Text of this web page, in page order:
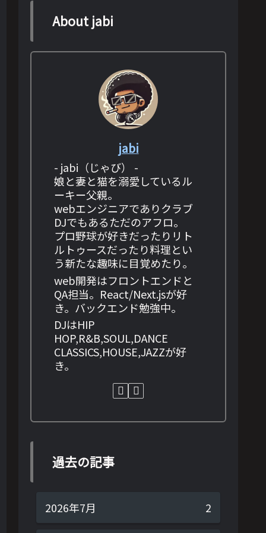
About jabi
jabi
- jabi（じゃび） -
娘と妻と猫を溺愛しているル
ーキー父親。
webエンジニアでありクラブ
DJでもあるただのアフロ。
プロ野球が好きだったりリト
ルトゥースだったり料理とい
う新たな趣味に目覚めたり。
web開発はフロントエンドと
QA担当。React/Next.jsが好
き。バックエンド勉強中。
DJはHIP
HOP,R&B,SOUL,DANCE
CLASSICS,HOUSE,JAZZが好
き。
過去の記事
2026年7月 2